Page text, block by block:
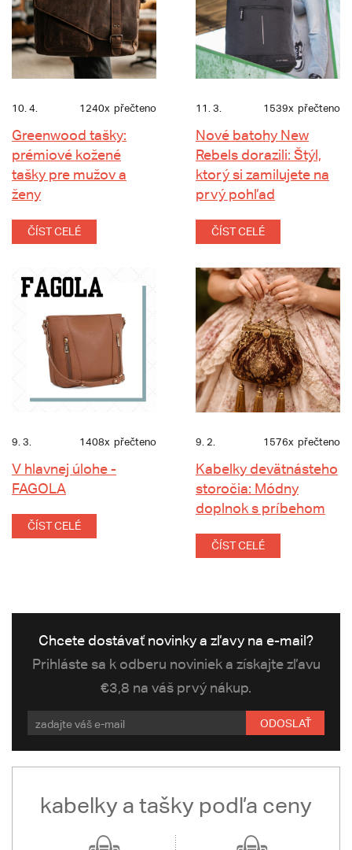
10. 4. 1240x přečteno
Greenwood tašky:
prémiové kožené
tašky pre mužov a
ženy
ČÍST CELÉ
11. 3. 1539x přečteno
Nové batohy New
Rebels dorazili: Štýl,
ktorý si zamilujete na
prvý pohľad
ČÍST CELÉ
9. 3. 1408x přečteno
V hlavnej úlohe -
FAGOLA
ČÍST CELÉ
9. 2. 1576x přečteno
Kabelky devätnásteho
storočia: Módny
doplnok s príbehom
ČÍST CELÉ
Chcete dostávať novinky a zľavy na e-mail?
Prihláste sa k odberu noviniek a získajte zľavu
€3,8 na váš prvý nákup.
ODOSLAŤ
kabelky a tašky podľa ceny